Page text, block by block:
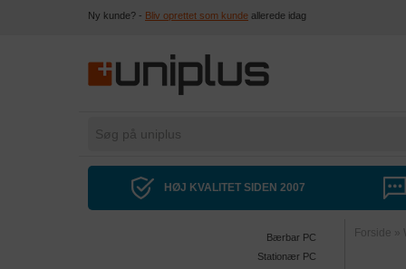
Ny kunde? - Bliv oprettet som kunde allerede idag
HØJ KVALITET SIDEN 2007
Bærbar PC
Stationær PC
Forside »